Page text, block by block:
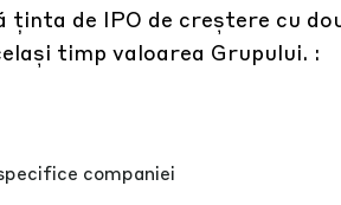
de IPO de creștere cu
timp valoarea Grupului. :
companiei